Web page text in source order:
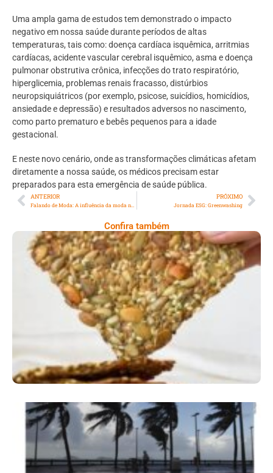
Uma ampla gama de estudos tem demonstrado o impacto
negativo em nossa saúde durante períodos de altas
temperaturas, tais como:doença cardíaca isquêmica, arritmias
cardíacas, acidente vascular cerebral isquêmico, asma e doença
pulmonar obstrutiva crônica, infecções do trato respiratório,
hiperglicemia, problemas renais fracasso, distúrbios
neuropsiquiátricos (por exemplo, psicose, suicídios, homicídios,
ansiedade e depressão) e resultados adversos no nascimento,
como parto prematuro e bebês pequenos para a idade
gestacional.
E neste novo cenário, onde as transformações climáticas afetam
diretamente a nossa saúde, os médicos precisam estar
preparados para esta emergência de saúde pública.
ANTERIOR PRÓXIMO
Jornada ESG: Greenwashing
Confira também
Comer Bem: Cracker De Sementes
Ano X – Número 366 01 A 07 De Agosto De
2026